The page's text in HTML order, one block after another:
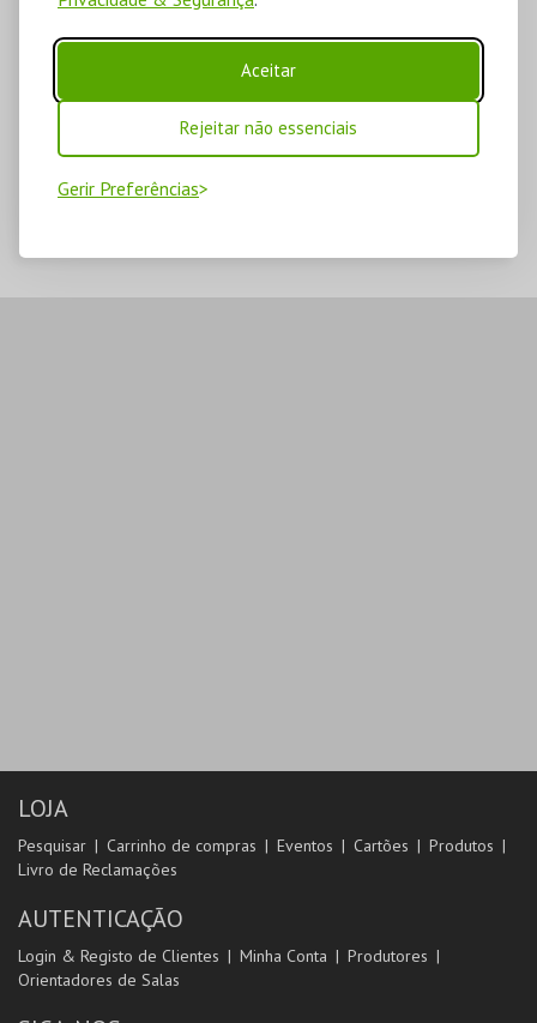
Aceitar
Rejeitar não essenciais
Gerir Preferências
LOJA
Pesquisar Carrinho de compras Eventos Cartões
Produtos
Livro de Reclamações
AUTENTICAÇÃO
Login & Registo de Clientes Minha Conta
Produtores
Orientadores de Salas